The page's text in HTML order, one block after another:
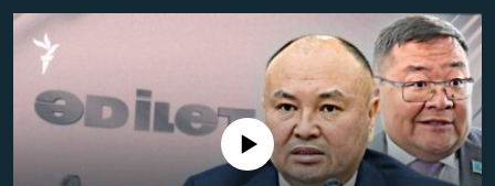
АРНАЙЫ ЖОБАЛАР
Русский
No media source currently available